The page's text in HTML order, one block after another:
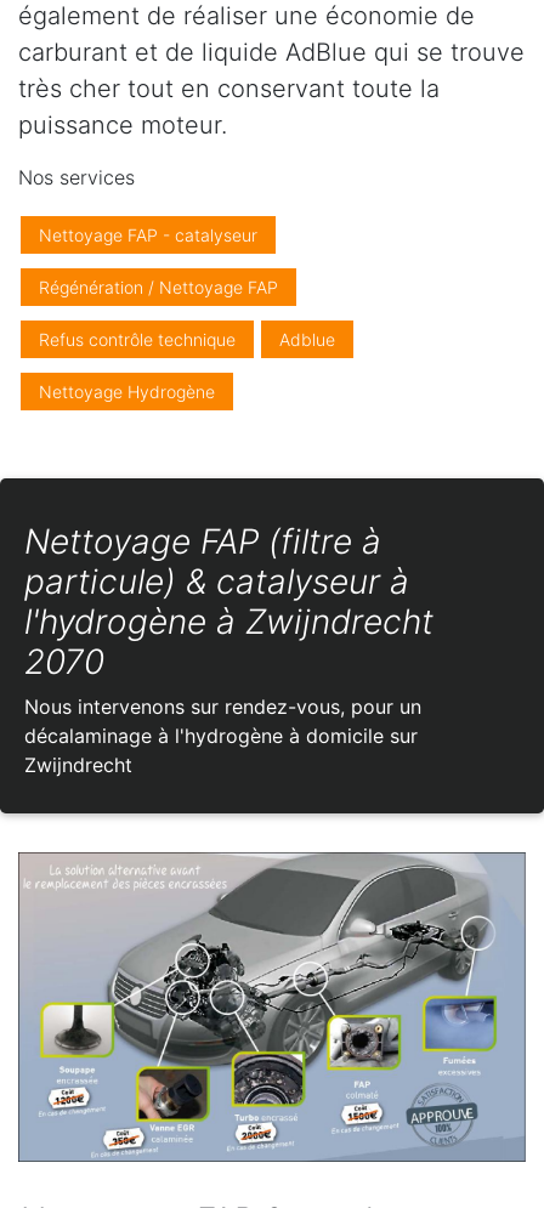
également de réaliser une économie de
carburant et de liquide AdBlue qui se trouve
très cher tout en conservant toute la
puissance moteur.
Nos services
Nettoyage FAP - catalyseur
Régénération / Nettoyage FAP
Refus contrôle technique Adblue
Nettoyage Hydrogène
Nettoyage FAP (filtre à
particule) & catalyseur à
l'hydrogène à Zwijndrecht
2070
Nous intervenons sur rendez-vous, pour un
décalaminage à l'hydrogène à domicile sur
Zwijndrecht